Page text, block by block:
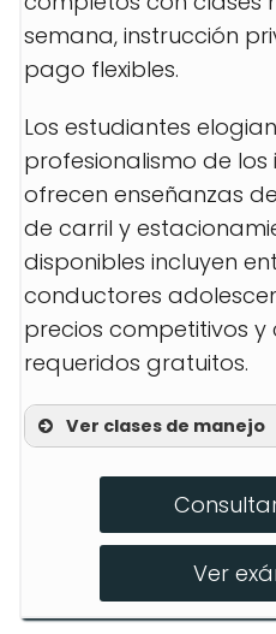
semana, instrucción
pago flexibles.
Los estudiantes
profesionalismo de los
ofrecen enseñanzas
de carril y
disponibles incluyen
conductores
precios competitivos
requeridos gratuitos.
Ver clases de manejo
Adult Drivers
Drive Test
Ver